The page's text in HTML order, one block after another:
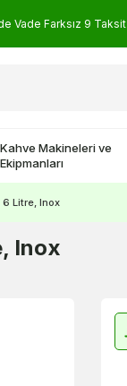
Vade Farksız 9 Taksit
Kahve Makineleri ve
Ekipmanları
6 Litre, Inox
Inox